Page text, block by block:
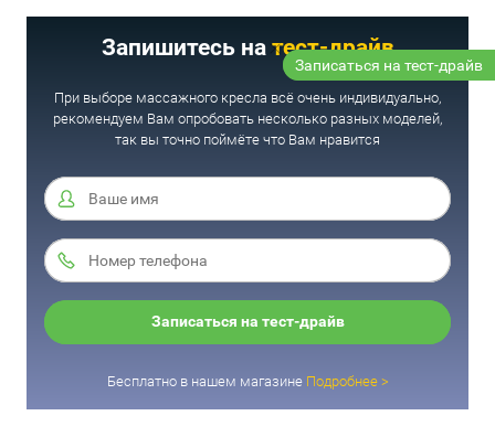
Запишитесь на тест-драйв
При выборе массажного кресла всё очень индивидуально,
рекомендуем Вам опробовать несколько разных моделей,
так вы точно поймёте что Вам нравится
Записаться на тест-драйв
Бесплатно в нашем магазине Подробнее >
Записаться на тест-драйв